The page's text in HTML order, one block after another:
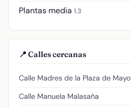
Plantas media 1.3
📍 Calles cercanas
Calle Madres de la Plaza de Mayo
Calle Manuela Malasaña